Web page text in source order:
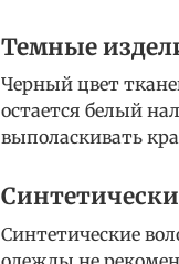
Темные
Черный цвет
остается белый
выполаскивать
Синтетические